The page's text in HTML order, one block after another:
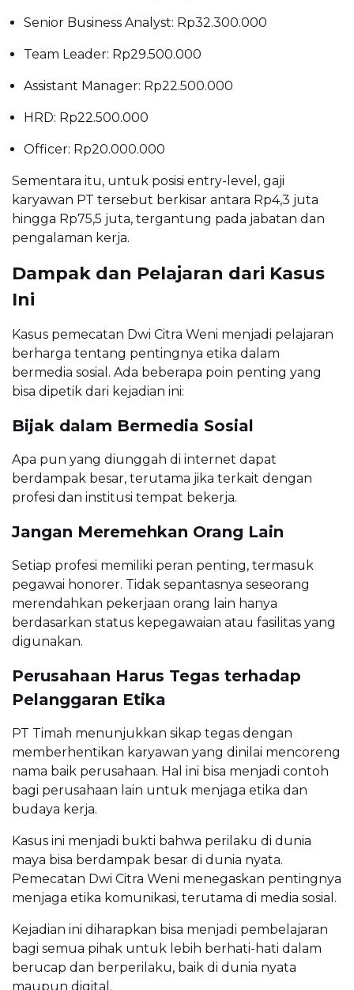
Senior Business Analyst: Rp32.300.000
Team Leader: Rp29.500.000
Assistant Manager: Rp22.500.000
HRD: Rp22.500.000
Officer: Rp20.000.000
Sementara itu, untuk posisi entry-level, gaji
karyawan PT tersebut berkisar antara Rp4,3 juta
hingga Rp75,5 juta, tergantung pada jabatan dan
pengalaman kerja.
Dampak dan Pelajaran dari Kasus
Ini
Kasus pemecatan Dwi Citra Weni menjadi pelajaran
berharga tentang pentingnya etika dalam
bermedia sosial. Ada beberapa poin penting yang
bisa dipetik dari kejadian ini:
Bijak dalam Bermedia Sosial
Apa pun yang diunggah di internet dapat
berdampak besar, terutama jika terkait dengan
profesi dan institusi tempat bekerja.
Jangan Meremehkan Orang Lain
Setiap profesi memiliki peran penting, termasuk
pegawai honorer. Tidak sepantasnya seseorang
merendahkan pekerjaan orang lain hanya
berdasarkan status kepegawaian atau fasilitas yang
digunakan.
Perusahaan Harus Tegas terhadap
Pelanggaran Etika
PT Timah menunjukkan sikap tegas dengan
memberhentikan karyawan yang dinilai mencoreng
nama baik perusahaan. Hal ini bisa menjadi contoh
bagi perusahaan lain untuk menjaga etika dan
budaya kerja.
Kasus ini menjadi bukti bahwa perilaku di dunia
maya bisa berdampak besar di dunia nyata.
Pemecatan Dwi Citra Weni menegaskan pentingnya
menjaga etika komunikasi, terutama di media sosial.
Kejadian ini diharapkan bisa menjadi pembelajaran
bagi semua pihak untuk lebih berhati-hati dalam
berucap dan berperilaku, baik di dunia nyata
maupun digital.